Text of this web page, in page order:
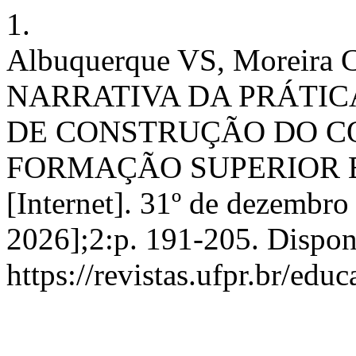
1.
Albuquerque VS, Moreira
NARRATIVA DA
DE CONSTRUÇÃO DO
FORMAÇÃO
[Internet]. 31º de
2026];2:p. 191-205.
https://revistas.ufpr.br/